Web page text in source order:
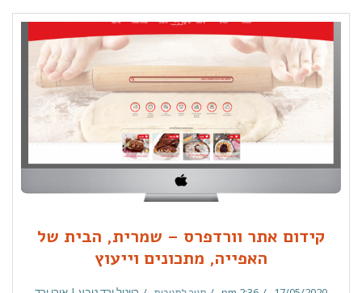
קידום אתר וורדפרס – שמרית, הבית של
האפייה, מתכונים וייעוץ